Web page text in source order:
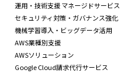
運用・技術支援 マネージドサービス
セキュリティ対策・ガバナンス強化
機械学習導入・ビッグデータ活用
AWS業種別支援
AWSソリューション
Google Cloud請求代行サービス